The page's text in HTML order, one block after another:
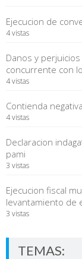
Ejecucion de
4 vistas
Danos y
concurrente con
4 vistas
Contienda
4 vistas
Declaracion
pami
3 vistas
Ejecucion fiscal
levantamiento de
3 vistas
TEMAS: